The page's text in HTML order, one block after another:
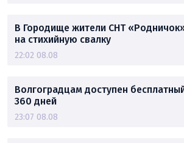
В Городище жители СНТ
на стихийную свалку
22:02 08.08
Волгоградцам доступен
360 дней
23:07 08.08